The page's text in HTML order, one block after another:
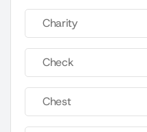
Charity
Check
Chest